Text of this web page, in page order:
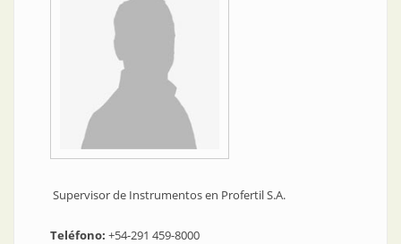
Supervisor de Instrumentos en Profertil S.A.
Teléfono: +54-291 459-8000